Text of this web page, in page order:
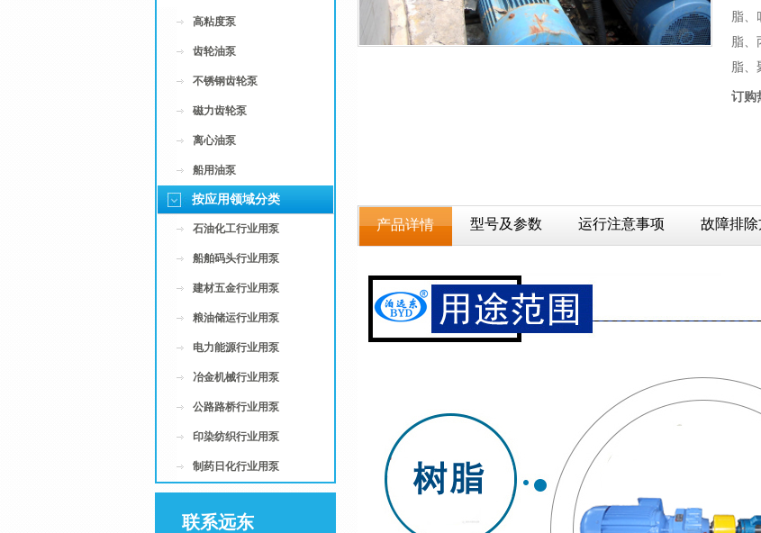
高粘度泵
齿轮油泵
不锈钢齿轮泵
磁力齿轮泵
离心油泵
船用油泵
按应用领域分类
石油化工行业用泵
船舶码头行业用泵
建材五金行业用泵
粮油储运行业用泵
电力能源行业用泵
冶金机械行业用泵
公路路桥行业用泵
印染纺织行业用泵
制药日化行业用泵
联系远东
脂、
脂、
脂、
订购
产品详情 型号及参数 运行注意事项 故障排除